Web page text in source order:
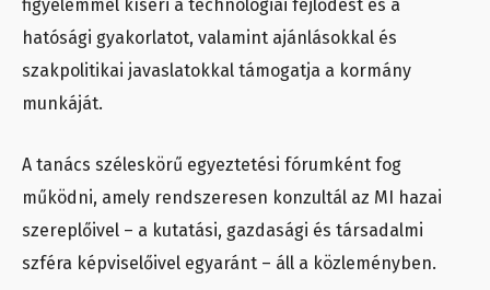
figyelemmel kíséri a technológiai fejlődést és a
hatósági gyakorlatot, valamint ajánlásokkal és
szakpolitikai javaslatokkal támogatja a kormány
munkáját.
A tanács széleskörű egyeztetési fórumként fog
működni, amely rendszeresen konzultál az MI hazai
szereplőivel – a kutatási, gazdasági és társadalmi
szféra képviselőivel egyaránt – áll a közleményben.